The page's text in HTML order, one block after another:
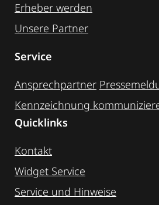
Erheber werden
Unsere Partner
Service
Ansprechpartner
Kennzeichnung
Quicklinks
Kontakt
Widget Service
Service und Hinweise